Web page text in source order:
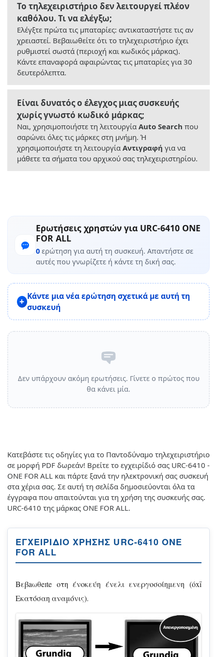
Το τηλεχειριστήριο δεν λειτουργεί πλέον
καθόλου. Τι να ελέγξω;
Ελέγξτε πρώτα τις μπαταρίες: αντικαταστήστε τις αν
χρειαστεί. Βεβαιωθείτε ότι το τηλεχειριστήριο έχει
ρυθμιστεί σωστά (περιοχή και κωδικός μάρκας).
Κάντε επαναφορά αφαιρώντας τις μπαταρίες για 30
δευτερόλεπτα.
Είναι δυνατός ο έλεγχος μιας συσκευής
χωρίς γνωστό κωδικό μάρκας;
Ναι, χρησιμοποιήστε τη λειτουργία Auto Search που
σαρώνει όλες τις μάρκες στη μνήμη. Ή
χρησιμοποιήστε τη λειτουργία Αντιγραφή για να
μάθετε τα σήματα του αρχικού σας τηλεχειριστηρίου.
Ερωτήσεις χρηστών για URC-6410 ONE
FOR ALL
0 ερώτηση για αυτή τη συσκευή. Απαντήστε σε
αυτές που γνωρίζετε ή κάντε τη δική σας.
Κάντε μια νέα ερώτηση σχετικά με αυτή τη
συσκευή
Δεν υπάρχουν ακόμη ερωτήσεις. Γίνετε ο πρώτος που
θα κάνει μία.
Κατεβάστε τις οδηγίες για το Παντοδύναμο τηλεχειριστήριο
σε μορφή PDF δωρεάν! Βρείτε το εγχειρίδιό σας URC-6410 -
ONE FOR ALL και πάρτε ξανά την ηλεκτρονική σας συσκευή
στα χέρια σας. Σε αυτή τη σελίδα δημοσιεύονται όλα τα
έγγραφα που απαιτούνται για τη χρήση της συσκευής σας.
URC-6410 της μάρκας ONE FOR ALL.
ΕΓΧΕΙΡΊΔΙΟ ΧΡΉΣΗΣ URC-6410 ONE
FOR ALL
Bεβaωθeɪte οτη ένοκεύη ένελι ενεργοσοίημενη (óxī
Εκατόσαη αναμόνις).